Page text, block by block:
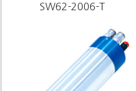
SW62-2006-T